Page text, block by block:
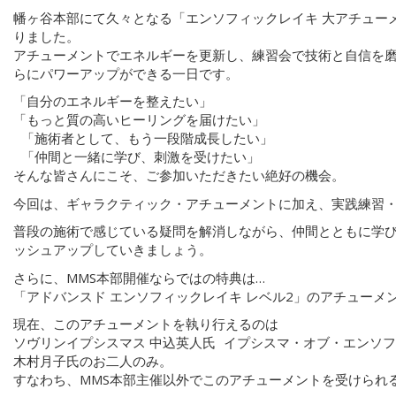
幡ヶ谷本部にて久々となる「エンソフィックレイキ 大アチュー
りました。
アチューメントでエネルギーを更新し、練習会で技術と自信を
らにパワーアップができる一日です。
「自分のエネルギーを整えたい」
「もっと質の高いヒーリングを届けたい」
「施術者として、もう一段階成長したい」
「仲間と一緒に学び、刺激を受けたい」
そんな皆さんにこそ、ご参加いただきたい絶好の機会。
今回は、ギャラクティック・アチューメントに加え、実践練習
普段の施術で感じている疑問を解消しながら、仲間とともに学
ッシュアップしていきましょう。
さらに、MMS本部開催ならではの特典は…
「アドバンスド エンソフィックレイキ レベル2」のアチューメ
現在、このアチューメントを執り行えるのは
ソヴリンイプシスマス 中込英人氏 イプシスマ・オブ・エンソ
木村月子氏のお二人のみ。
すなわち、MMS本部主催以外でこのアチューメントを受けられ